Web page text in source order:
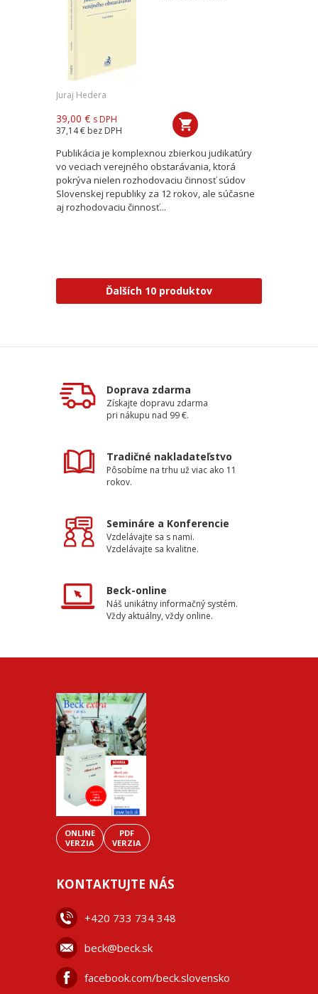
Juraj Hedera
39,00 € s DPH
37,14 € bez DPH
Publikácia je komplexnou zbierkou judikatúry
vo veciach verejného obstarávania, ktorá
pokrýva nielen rozhodovaciu činnosť súdov
Slovenskej republiky za 12 rokov, ale súčasne
aj rozhodovaciu činnosť...
Ďalších 10 produktov
Doprava zdarma
Získajte dopravu zdarma
pri nákupu nad 99 €.
Tradičné nakladateľstvo
Pôsobíme na trhu už viac ako 11
rokov.
Semináre a Konferencie
Vzdelávajte sa s nami.
Vzdelávajte sa kvalitne.
Beck-online
Náš unikátny informačný systém.
Vždy aktuálny, vždy online.
ONLINE
VERZIA
PDF
VERZIA
KONTAKTUJTE NÁS
+420 733 734 348
beck@beck.sk
facebook.com/beck.slovensko